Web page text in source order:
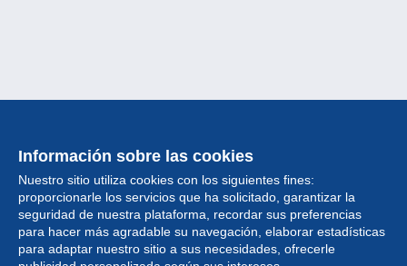
Información sobre las cookies
Nuestro sitio utiliza cookies con los siguientes fines:
proporcionarle los servicios que ha solicitado, garantizar la
seguridad de nuestra plataforma, recordar sus preferencias
para hacer más agradable su navegación, elaborar estadísticas
para adaptar nuestro sitio a sus necesidades, ofrecerle
Colección